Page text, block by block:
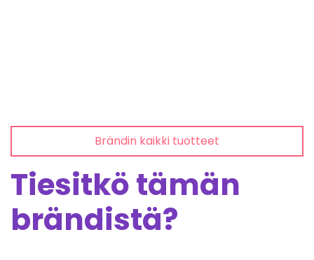
Brändin kaikki tuotteet
Tiesitkö tämän
brändistä?